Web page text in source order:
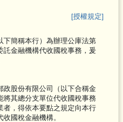
[授權規定]
下簡稱本行）為辦理公庫法第
託金融機構代收國稅事務，爰
政股份有限公司（以下合稱金
將其總分支單位代收國稅事務
者，得依本要點之規定向本行
國稅金融機構。